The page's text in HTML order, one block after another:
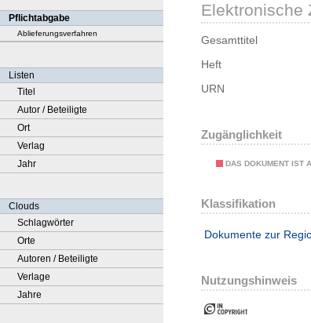
Pflichtabgabe
Ablieferungsverfahren
Listen
Titel
Autor / Beteiligte
Ort
Verlag
Jahr
Clouds
Schlagwörter
Orte
Autoren / Beteiligte
Verlage
Jahre
Elektronische
Gesamttitel
Heft
URN
Zugänglichkeit
DAS DOKUMENT IST
Klassifikation
Dokumente zur
Nutzungshinweis